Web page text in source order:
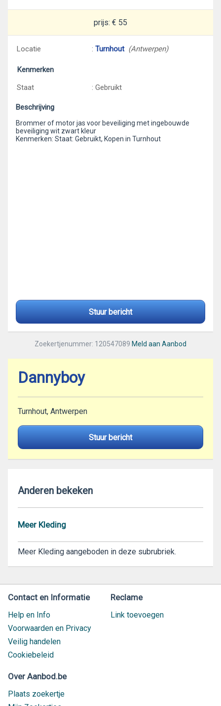
prijs: € 55
Locatie : Turnhout (Antwerpen)
Kenmerken
Staat
: Gebruikt
Beschrijving
Brommer of motor jas voor beveiliging met ingebouwde
beveiliging wit zwart kleur
Kenmerken: Staat: Gebruikt, Kopen in Turnhout
Stuur bericht
Zoekertjenummer: 120547089 Meld aan Aanbod
Dannyboy
Turnhout, Antwerpen
Stuur bericht
Anderen bekeken
Meer Kleding
Meer Kleding aangeboden in deze subrubriek.
Contact en Informatie
Help en Info
Voorwaarden en Privacy
Veilig handelen
Cookiebeleid
Reclame
Link toevoegen
Over Aanbod.be
Plaats zoekertje